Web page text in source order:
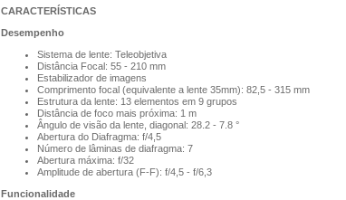
CARACTERÍSTICAS
Desempenho
Sistema de lente: Teleobjetiva
Distância Focal: 55 - 210 mm
Estabilizador de imagens
Comprimento focal (equivalente a lente 35mm): 82,5 - 315 mm
Estrutura da lente: 13 elementos em 9 grupos
Distância de foco mais próxima: 1 m
Ângulo de visão da lente, diagonal: 28.2 - 7.8 °
Abertura do Diafragma: f/4,5
Número de lâminas de diafragma: 7
Abertura máxima: f/32
Amplitude de abertura (F-F): f/4,5 - f/6,3
Funcionalidade